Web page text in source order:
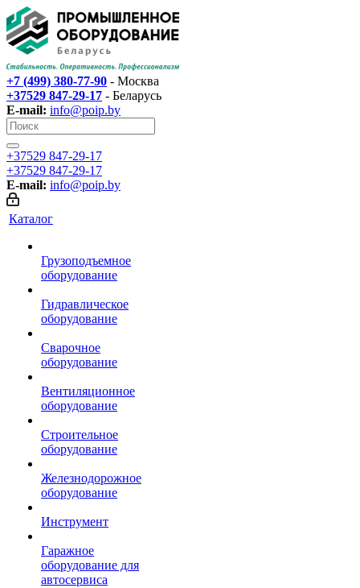
+7 (499) 380-77-90 - Москва
+37529 847-29-17‬ - Беларусь
E-mail: info@poip.by
+37529 847-29-17‬
+37529 847-29-17‬
E-mail: info@poip.by
Каталог
Грузоподъемное
оборудование
Гидравлическое
оборудование
Сварочное
оборудование
Вентиляционное
оборудование
Строительное
оборудование
Железнодорожное
оборудование
Инструмент
Гаражное
оборудование для
автосервиса